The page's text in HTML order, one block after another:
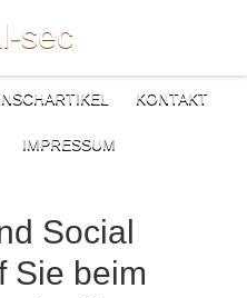
sec
KONTAKT
IMPRESSUM
Social
Sie beim